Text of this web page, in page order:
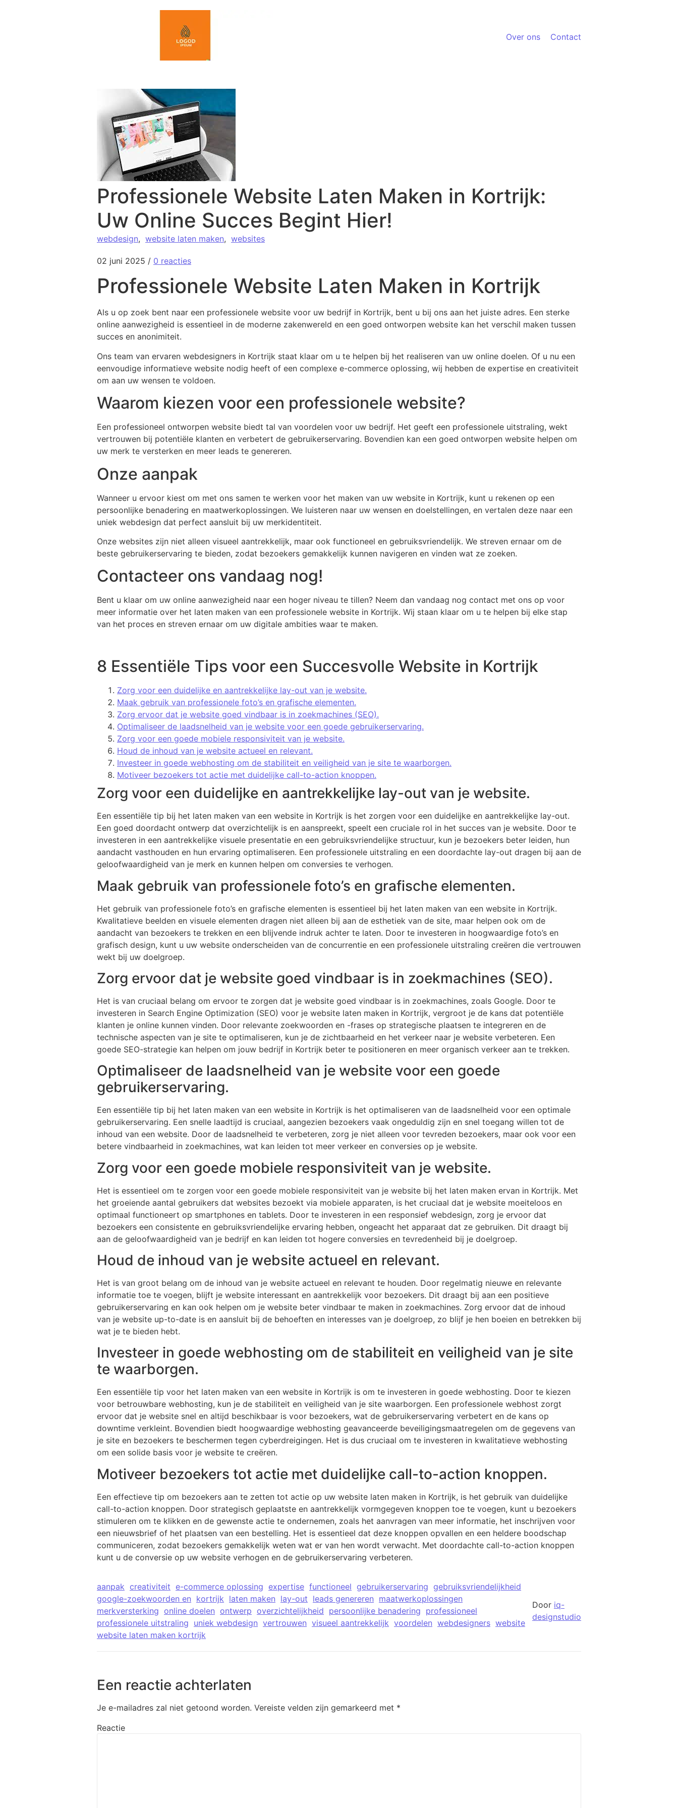
Over ons Contact
Professionele Website Laten Maken in Kortrijk:
Uw Online Succes Begint Hier!
webdesign, website laten maken, websites
02 juni 2025 / 0 reacties
Professionele Website Laten Maken in Kortrijk
Als u op zoek bent naar een professionele website voor uw bedrijf in Kortrijk, bent u bij ons aan het juiste adres. Een sterke
online aanwezigheid is essentieel in de moderne zakenwereld en een goed ontworpen website kan het verschil maken tussen
succes en anonimiteit.
Ons team van ervaren webdesigners in Kortrijk staat klaar om u te helpen bij het realiseren van uw online doelen. Of u nu een
eenvoudige informatieve website nodig heeft of een complexe e-commerce oplossing, wij hebben de expertise en creativiteit
om aan uw wensen te voldoen.
Waarom kiezen voor een professionele website?
Een professioneel ontworpen website biedt tal van voordelen voor uw bedrijf. Het geeft een professionele uitstraling, wekt
vertrouwen bij potentiële klanten en verbetert de gebruikerservaring. Bovendien kan een goed ontworpen website helpen om
uw merk te versterken en meer leads te genereren.
Onze aanpak
Wanneer u ervoor kiest om met ons samen te werken voor het maken van uw website in Kortrijk, kunt u rekenen op een
persoonlijke benadering en maatwerkoplossingen. We luisteren naar uw wensen en doelstellingen, en vertalen deze naar een
uniek webdesign dat perfect aansluit bij uw merkidentiteit.
Onze websites zijn niet alleen visueel aantrekkelijk, maar ook functioneel en gebruiksvriendelijk. We streven ernaar om de
beste gebruikerservaring te bieden, zodat bezoekers gemakkelijk kunnen navigeren en vinden wat ze zoeken.
Contacteer ons vandaag nog!
Bent u klaar om uw online aanwezigheid naar een hoger niveau te tillen? Neem dan vandaag nog contact met ons op voor
meer informatie over het laten maken van een professionele website in Kortrijk. Wij staan klaar om u te helpen bij elke stap
van het proces en streven ernaar om uw digitale ambities waar te maken.
8 Essentiële Tips voor een Succesvolle Website in Kortrijk
Zorg voor een duidelijke en aantrekkelijke lay-out van je website.
Maak gebruik van professionele foto’s en grafische elementen.
Zorg ervoor dat je website goed vindbaar is in zoekmachines (SEO).
Optimaliseer de laadsnelheid van je website voor een goede gebruikerservaring.
Zorg voor een goede mobiele responsiviteit van je website.
Houd de inhoud van je website actueel en relevant.
Investeer in goede webhosting om de stabiliteit en veiligheid van je site te waarborgen.
Motiveer bezoekers tot actie met duidelijke call-to-action knoppen.
Zorg voor een duidelijke en aantrekkelijke lay-out van je website.
Een essentiële tip bij het laten maken van een website in Kortrijk is het zorgen voor een duidelijke en aantrekkelijke lay-out.
Een goed doordacht ontwerp dat overzichtelijk is en aanspreekt, speelt een cruciale rol in het succes van je website. Door te
investeren in een aantrekkelijke visuele presentatie en een gebruiksvriendelijke structuur, kun je bezoekers beter leiden, hun
aandacht vasthouden en hun ervaring optimaliseren. Een professionele uitstraling en een doordachte lay-out dragen bij aan de
geloofwaardigheid van je merk en kunnen helpen om conversies te verhogen.
Maak gebruik van professionele foto’s en grafische elementen.
Het gebruik van professionele foto’s en grafische elementen is essentieel bij het laten maken van een website in Kortrijk.
Kwalitatieve beelden en visuele elementen dragen niet alleen bij aan de esthetiek van de site, maar helpen ook om de
aandacht van bezoekers te trekken en een blijvende indruk achter te laten. Door te investeren in hoogwaardige foto’s en
grafisch design, kunt u uw website onderscheiden van de concurrentie en een professionele uitstraling creëren die vertrouwen
wekt bij uw doelgroep.
Zorg ervoor dat je website goed vindbaar is in zoekmachines (SEO).
Het is van cruciaal belang om ervoor te zorgen dat je website goed vindbaar is in zoekmachines, zoals Google. Door te
investeren in Search Engine Optimization (SEO) voor je website laten maken in Kortrijk, vergroot je de kans dat potentiële
klanten je online kunnen vinden. Door relevante zoekwoorden en -frases op strategische plaatsen te integreren en de
technische aspecten van je site te optimaliseren, kun je de zichtbaarheid en het verkeer naar je website verbeteren. Een
goede SEO-strategie kan helpen om jouw bedrijf in Kortrijk beter te positioneren en meer organisch verkeer aan te trekken.
Optimaliseer de laadsnelheid van je website voor een goede
gebruikerservaring.
Een essentiële tip bij het laten maken van een website in Kortrijk is het optimaliseren van de laadsnelheid voor een optimale
gebruikerservaring. Een snelle laadtijd is cruciaal, aangezien bezoekers vaak ongeduldig zijn en snel toegang willen tot de
inhoud van een website. Door de laadsnelheid te verbeteren, zorg je niet alleen voor tevreden bezoekers, maar ook voor een
betere vindbaarheid in zoekmachines, wat kan leiden tot meer verkeer en conversies op je website.
Zorg voor een goede mobiele responsiviteit van je website.
Het is essentieel om te zorgen voor een goede mobiele responsiviteit van je website bij het laten maken ervan in Kortrijk. Met
het groeiende aantal gebruikers dat websites bezoekt via mobiele apparaten, is het cruciaal dat je website moeiteloos en
optimaal functioneert op smartphones en tablets. Door te investeren in een responsief webdesign, zorg je ervoor dat
bezoekers een consistente en gebruiksvriendelijke ervaring hebben, ongeacht het apparaat dat ze gebruiken. Dit draagt bij
aan de geloofwaardigheid van je bedrijf en kan leiden tot hogere conversies en tevredenheid bij je doelgroep.
Houd de inhoud van je website actueel en relevant.
Het is van groot belang om de inhoud van je website actueel en relevant te houden. Door regelmatig nieuwe en relevante
informatie toe te voegen, blijft je website interessant en aantrekkelijk voor bezoekers. Dit draagt bij aan een positieve
gebruikerservaring en kan ook helpen om je website beter vindbaar te maken in zoekmachines. Zorg ervoor dat de inhoud
van je website up-to-date is en aansluit bij de behoeften en interesses van je doelgroep, zo blijf je hen boeien en betrekken bij
wat je te bieden hebt.
Investeer in goede webhosting om de stabiliteit en veiligheid van je site
te waarborgen.
Een essentiële tip voor het laten maken van een website in Kortrijk is om te investeren in goede webhosting. Door te kiezen
voor betrouwbare webhosting, kun je de stabiliteit en veiligheid van je site waarborgen. Een professionele webhost zorgt
ervoor dat je website snel en altijd beschikbaar is voor bezoekers, wat de gebruikerservaring verbetert en de kans op
downtime verkleint. Bovendien biedt hoogwaardige webhosting geavanceerde beveiligingsmaatregelen om de gegevens van
je site en bezoekers te beschermen tegen cyberdreigingen. Het is dus cruciaal om te investeren in kwalitatieve webhosting
om een solide basis voor je website te creëren.
Motiveer bezoekers tot actie met duidelijke call-to-action knoppen.
Een effectieve tip om bezoekers aan te zetten tot actie op uw website laten maken in Kortrijk, is het gebruik van duidelijke
call-to-action knoppen. Door strategisch geplaatste en aantrekkelijk vormgegeven knoppen toe te voegen, kunt u bezoekers
stimuleren om te klikken en de gewenste actie te ondernemen, zoals het aanvragen van meer informatie, het inschrijven voor
een nieuwsbrief of het plaatsen van een bestelling. Het is essentieel dat deze knoppen opvallen en een heldere boodschap
communiceren, zodat bezoekers gemakkelijk weten wat er van hen wordt verwacht. Met doordachte call-to-action knoppen
kunt u de conversie op uw website verhogen en de gebruikerservaring verbeteren.
aanpak creativiteit e-commerce oplossing expertise functioneel gebruikerservaring gebruiksvriendelijkheid
google-zoekwoorden en kortrijk laten maken lay-out leads genereren maatwerkoplossingen
merkversterking online doelen ontwerp overzichtelijkheid persoonlijke benadering professioneel
professionele uitstraling uniek webdesign vertrouwen visueel aantrekkelijk voordelen webdesigners website
website laten maken kortrijk
Door iq-
designstudio
Een reactie achterlaten
Je e-mailadres zal niet getoond worden. Vereiste velden zijn gemarkeerd met *
Reactie